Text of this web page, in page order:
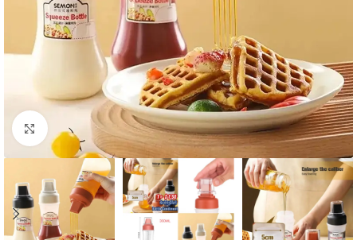
Click to enlarge